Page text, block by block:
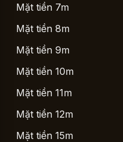
Mặt tiền 7m
Mặt tiền 8m
Mặt tiền 9m
Mặt tiền 10m
Mặt tiền 11m
Mặt tiền 12m
Mặt tiền 15m